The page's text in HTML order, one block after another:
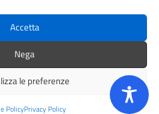
Accetta
Nega
le preferenze
PolicyPrivacy Policy
facebook